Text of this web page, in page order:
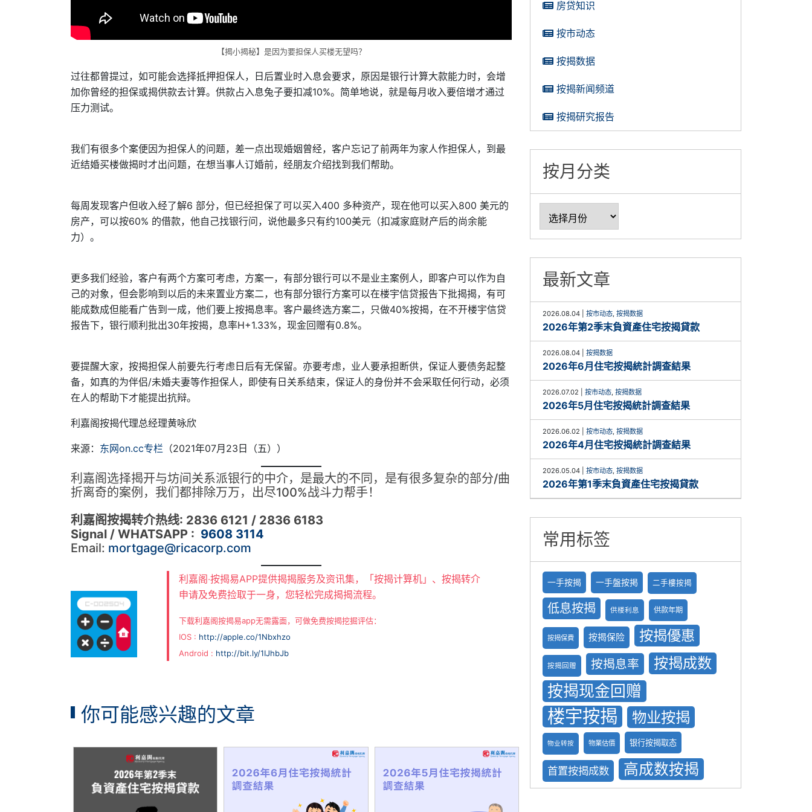
【揭小揭秘】是因为要担保人买楼无望吗？
过往都曾提过，如可能会选择抵押担保人，日后置业时入息会要求，原因是银行计算大款能力时，会增
加你曾经的担保或揭供款去计算。供款占入息兔子要扣减10%。简单地说，就是每月收入要倍增才通过
压力测试。
我们有很多个案便因为担保人的问题，差一点出现婚姻曾经，客户忘记了前两年为家人作担保人，到最
近结婚买楼做揭时才出问题，在想当事人订婚前，经朋友介绍找到我们帮助。
每周发现客户但收入经了解6 部分，但已经担保了可以买入400 多种资产，现在他可以买入800 美元的
房产，可以按60% 的借款，他自己找银行问，说他最多只有约100美元（扣减家庭财产后的尚余能
力）。
更多我们经验，客户有两个方案可考虑，方案一，有部分银行可以不是业主案例人，即客户可以作为自
己的对象，但会影响到以后的未来置业方案二，也有部分银行方案可以在楼宇信贷报告下批揭揭，有可
能成数成但能看广告到一成，他们要上按揭息率。客户最终选方案二，只做40%按揭，在不开楼宇信贷
报告下，银行顺利批出30年按揭，息率H+1.33%，现金回赠有0.8%。
要提醒大家，按揭担保人前要先行考虑日后有无保留。亦要考虑，业人要承担断供，保证人要债务起整
备，如真的为伴侣/未婚夫妻等作担保人，即使有日关系结束，保证人的身份并不会采取任何行动，必须
在人的帮助下才能提出抗辩。
利嘉阁按揭代理总经理黄咏欣
来源： 东网on.cc专栏 （2021年07月23日（五））
利嘉阁选择揭开与坊间关系派银行的中介，是最大的不同，是有很多复杂的部分/曲
折离奇的案例，我们都排除万万，出尽100%战斗力帮手！
利嘉阁按揭转介热线: 2836 6121 / 2836 6183
Signal / WHATSAPP : 9608 3114
Email: mortgage@ricacorp.com
利嘉阁‧按揭易APP提供揭揭服务及资讯集，「按揭计算机」、按揭转介
申请及免费捡取于一身，您轻松完成揭揭流程。
下载利嘉阁按揭易app无需露面，可做免费按揭挖掘评估：
IOS : http://apple.co/1Nbxhzo
Android : http://bit.ly/1IJhbJb
你可能感兴趣的文章
房贷知识
按市动态
按揭数据
按揭新闻频道
按揭研究报告
按月分类
最新文章
2026.08.04 按市动态 按揭数据
2026年第2季末負資產住宅按揭貸款
2026.08.04 按揭数据
2026年6月住宅按揭統計調查結果
2026.07.02 按市动态 按揭数据
2026年5月住宅按揭統計調查結果
2026.06.02 按市动态 按揭数据
2026年4月住宅按揭統計調查結果
2026.05.04 按市动态 按揭数据
2026年第1季末負資產住宅按揭貸款
常用标签
一手按揭 一手盤按掲 二手樓按揭
低息按揭 供楼利息 供款年期
按揭保費 按揭保险 按揭優惠
按揭回赠 按揭息率 按揭成数
按揭现金回赠
楼宇按揭 物业按揭
物业转按 物業估價 银行按揭取态
首置按揭成数 高成数按揭